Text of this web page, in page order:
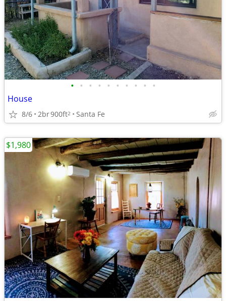
• • • • • • • • • •
House
8/6 2br900ft2 Santa Fe
$1,980